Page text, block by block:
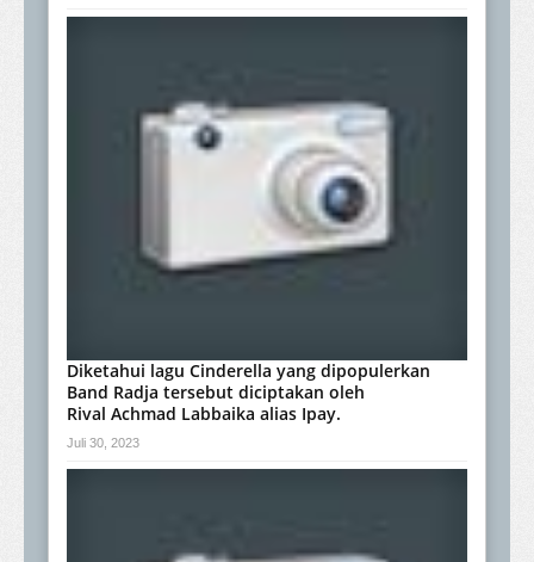
Diketahui lagu Cinderella yang dipopulerkan
Band Radja tersebut diciptakan oleh
Rival Achmad Labbaika alias Ipay.
Juli 30, 2023